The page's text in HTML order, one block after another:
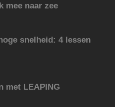
mee naar zee
snelheid: 4 lessen
met LEAPING